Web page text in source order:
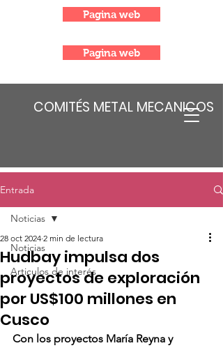
COMITÉS METAL MECANICOS
Pagina web
Pagina web
Entrada
Noticias
Articulos de interés
Noticias
Hudbay impulsa dos
proyectos de exploración
por US$100 millones en
Cusco
28 oct 2024 2 min de lectura
Con los proyectos María Reyna y